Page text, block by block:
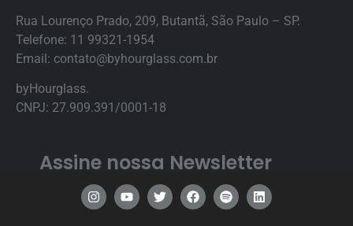
Rua Lourenço Prado, 209, Butantã, São Paulo – SP.
Telefone: 11 99321-1954
Email: contato@byhourglass.com.br
byHourglass.
CNPJ: 27.909.391/0001-18
Assine nossa Newsletter